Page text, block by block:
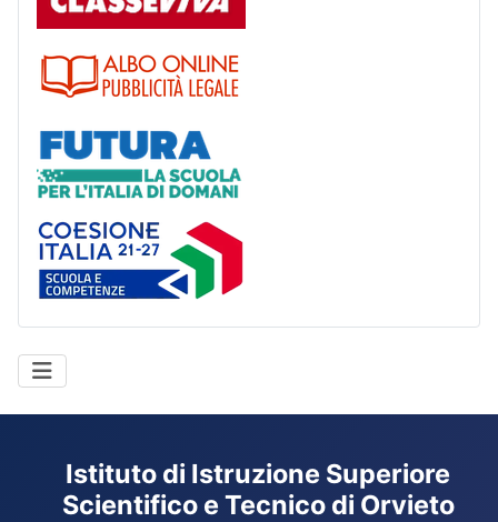
Istituto di Istruzione Superiore
Scientifico e Tecnico di Orvieto